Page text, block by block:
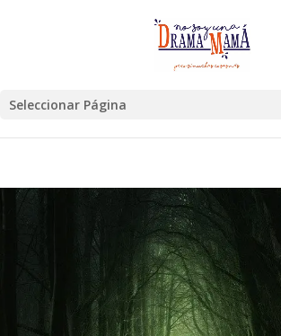
Seleccionar Página